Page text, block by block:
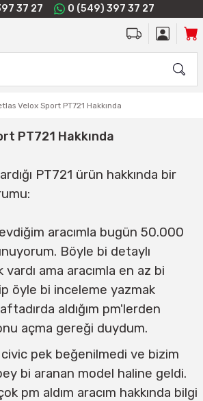
37 27 0 (549) 397 37 27
Velox Sport PT721 Hakkında
PT721 Hakkında
PT721 ürün hakkında bir
aracımla bugün 50.000
Böyle bi detaylı
ama aracımla en az bi
öyle bi inceleme yazmak
aldığım pm'lerden
açma gereği duydum.
pek beğenilmedi ve bizim
bi aranan model haline geldi.
pm aldım aracım hakkında bilgi